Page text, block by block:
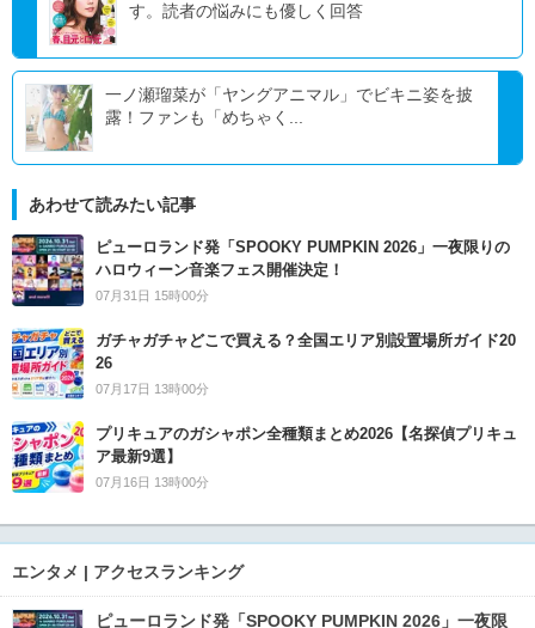
す。読者の悩みにも優しく回答
一ノ瀬瑠菜が「ヤングアニマル」でビキニ姿を披
露！ファンも「めちゃく...
あわせて読みたい記事
ピューロランド発「SPOOKY PUMPKIN 2026」一夜限りの
ハロウィーン音楽フェス開催決定！
07月31日 15時00分
ガチャガチャどこで買える？全国エリア別設置場所ガイド20
26
07月17日 13時00分
プリキュアのガシャポン全種類まとめ2026【名探偵プリキュ
ア最新9選】
07月16日 13時00分
エンタメ | アクセスランキング
ピューロランド発「SPOOKY PUMPKIN 2026」一夜限